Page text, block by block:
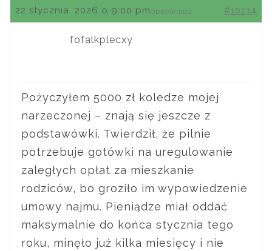
22 stycznia, 2026 o 9:00 pm #10134
ODPOWIEDZ
fofalkplecxy
Pożyczyłem 5000 zł koledze mojej
narzeczonej – znają się jeszcze z
podstawówki. Twierdził, że pilnie
potrzebuje gotówki na uregulowanie
zaległych opłat za mieszkanie
rodziców, bo groziło im wypowiedzenie
umowy najmu. Pieniądze miał oddać
maksymalnie do końca stycznia tego
roku, minęło już kilka miesięcy i nie